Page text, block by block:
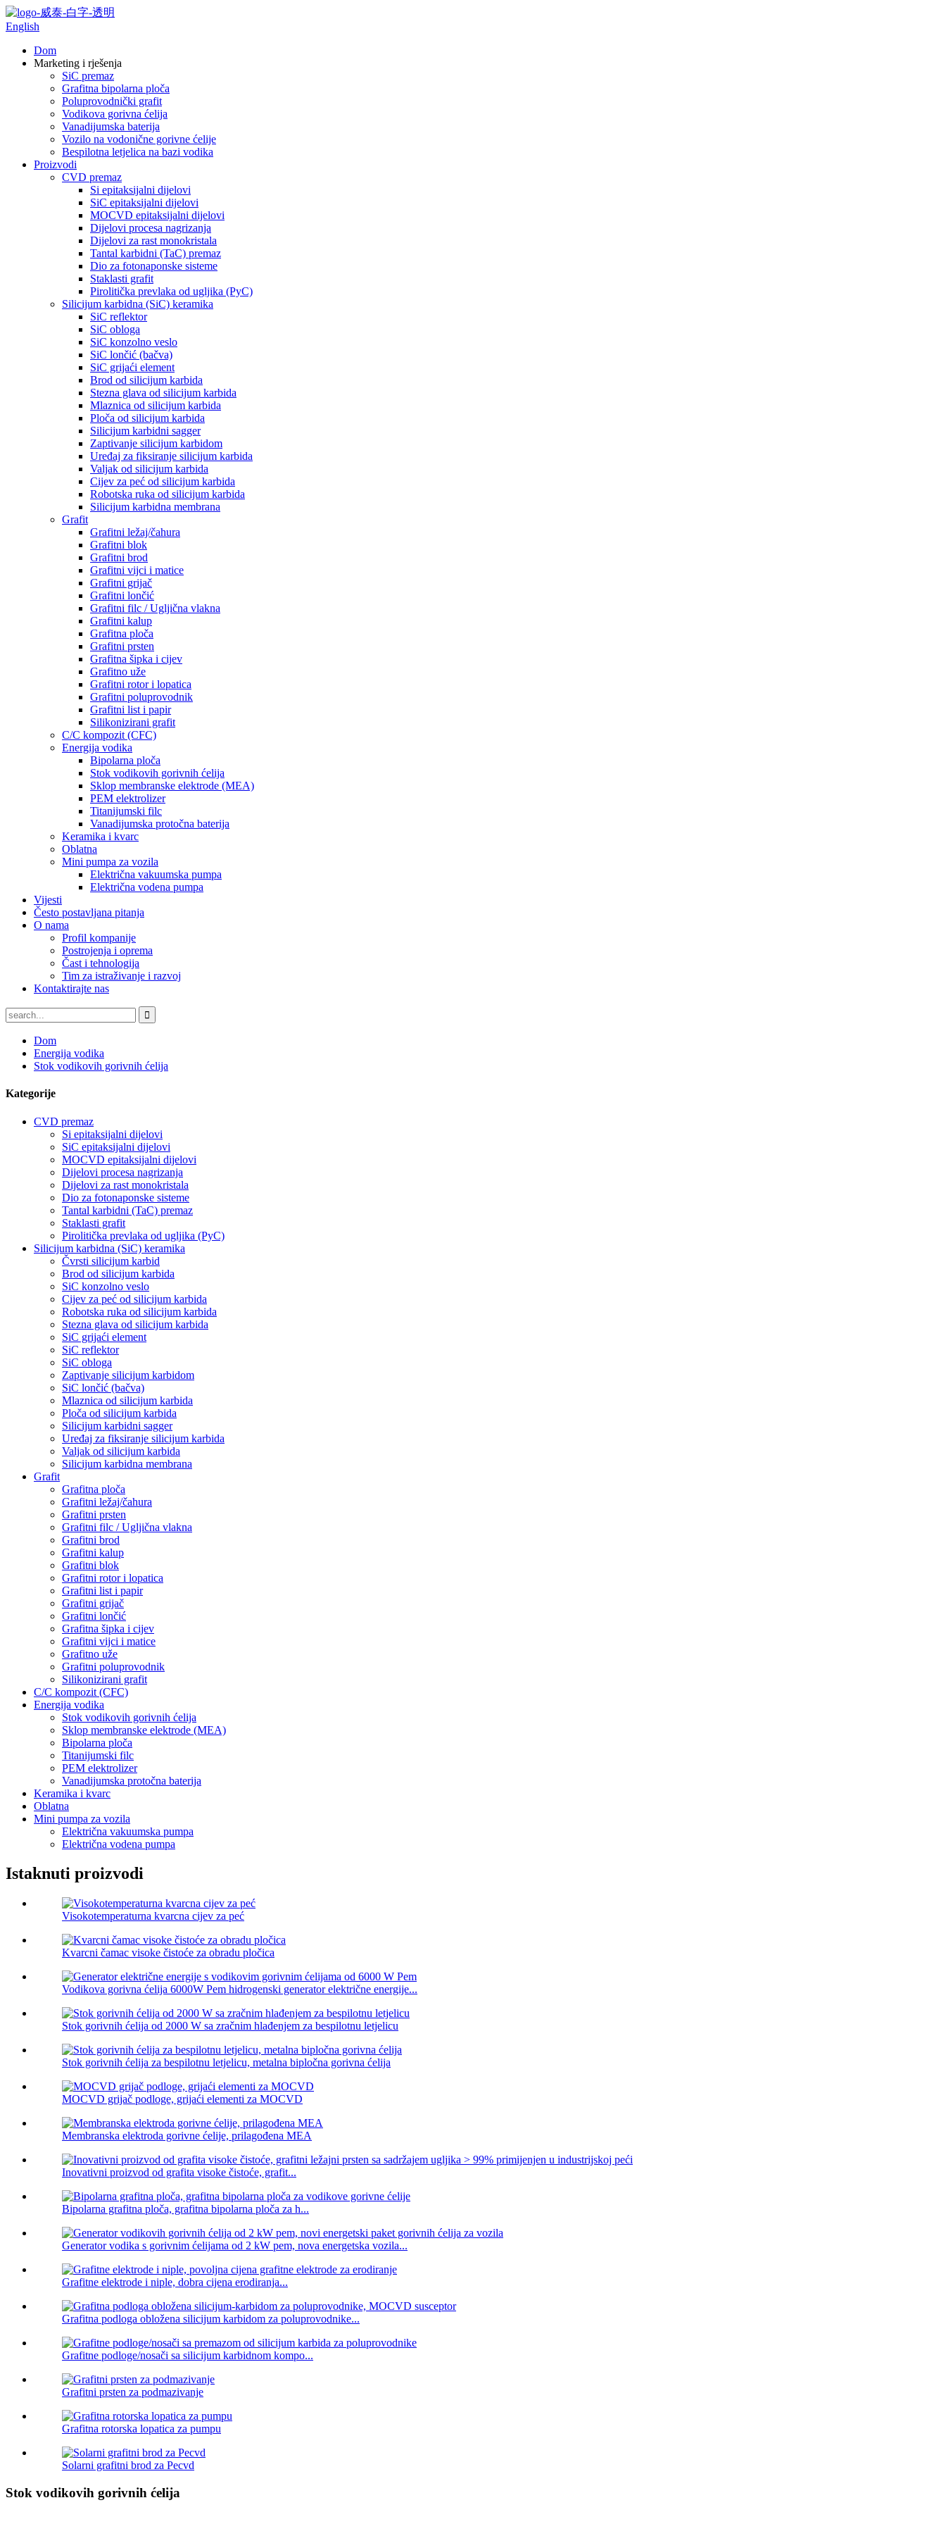
English
Dom
Marketing i rješenja
SiC premaz
Grafitna bipolarna ploča
Poluprovodnički grafit
Vodikova gorivna ćelija
Vanadijumska baterija
Vozilo na vodonične gorivne ćelije
Bespilotna letjelica na bazi vodika
Proizvodi
CVD premaz
Si epitaksijalni dijelovi
SiC epitaksijalni dijelovi
MOCVD epitaksijalni dijelovi
Dijelovi procesa nagrizanja
Dijelovi za rast monokristala
Tantal karbidni (TaC) premaz
Dio za fotonaponske sisteme
Staklasti grafit
Pirolitička prevlaka od ugljika (PyC)
Silicijum karbidna (SiC) keramika
SiC reflektor
SiC obloga
SiC konzolno veslo
SiC lončić (bačva)
SiC grijaći element
Brod od silicijum karbida
Stezna glava od silicijum karbida
Mlaznica od silicijum karbida
Ploča od silicijum karbida
Silicijum karbidni sagger
Zaptivanje silicijum karbidom
Uređaj za fiksiranje silicijum karbida
Valjak od silicijum karbida
Cijev za peć od silicijum karbida
Robotska ruka od silicijum karbida
Silicijum karbidna membrana
Grafit
Grafitni ležaj/čahura
Grafitni blok
Grafitni brod
Grafitni vijci i matice
Grafitni grijač
Grafitni lončić
Grafitni filc / Ugljična vlakna
Grafitni kalup
Grafitna ploča
Grafitni prsten
Grafitna šipka i cijev
Grafitno uže
Grafitni rotor i lopatica
Grafitni poluprovodnik
Grafitni list i papir
Silikonizirani grafit
C/C kompozit (CFC)
Energija vodika
Bipolarna ploča
Stok vodikovih gorivnih ćelija
Sklop membranske elektrode (MEA)
PEM elektrolizer
Titanijumski filc
Vanadijumska protočna baterija
Keramika i kvarc
Oblatna
Mini pumpa za vozila
Električna vakuumska pumpa
Električna vodena pumpa
Vijesti
Često postavljana pitanja
O nama
Profil kompanije
Postrojenja i oprema
Čast i tehnologija
Tim za istraživanje i razvoj
Kontaktirajte nas
Dom
Energija vodika
Stok vodikovih gorivnih ćelija
Kategorije
CVD premaz
Si epitaksijalni dijelovi
SiC epitaksijalni dijelovi
MOCVD epitaksijalni dijelovi
Dijelovi procesa nagrizanja
Dijelovi za rast monokristala
Dio za fotonaponske sisteme
Tantal karbidni (TaC) premaz
Staklasti grafit
Pirolitička prevlaka od ugljika (PyC)
Silicijum karbidna (SiC) keramika
Čvrsti silicijum karbid
Brod od silicijum karbida
SiC konzolno veslo
Cijev za peć od silicijum karbida
Robotska ruka od silicijum karbida
Stezna glava od silicijum karbida
SiC grijaći element
SiC reflektor
SiC obloga
Zaptivanje silicijum karbidom
SiC lončić (bačva)
Mlaznica od silicijum karbida
Ploča od silicijum karbida
Silicijum karbidni sagger
Uređaj za fiksiranje silicijum karbida
Valjak od silicijum karbida
Silicijum karbidna membrana
Grafit
Grafitna ploča
Grafitni ležaj/čahura
Grafitni prsten
Grafitni filc / Ugljična vlakna
Grafitni brod
Grafitni kalup
Grafitni blok
Grafitni rotor i lopatica
Grafitni list i papir
Grafitni grijač
Grafitni lončić
Grafitna šipka i cijev
Grafitni vijci i matice
Grafitno uže
Grafitni poluprovodnik
Silikonizirani grafit
C/C kompozit (CFC)
Energija vodika
Stok vodikovih gorivnih ćelija
Sklop membranske elektrode (MEA)
Bipolarna ploča
Titanijumski filc
PEM elektrolizer
Vanadijumska protočna baterija
Keramika i kvarc
Oblatna
Mini pumpa za vozila
Električna vakuumska pumpa
Električna vodena pumpa
Istaknuti proizvodi
Visokotemperaturna kvarcna cijev za peć
Kvarcni čamac visoke čistoće za obradu pločica
Vodikova gorivna ćelija 6000W Pem hidrogenski generator električne energije...
Stok gorivnih ćelija od 2000 W sa zračnim hlađenjem za bespilotnu letjelicu
Stok gorivnih ćelija za bespilotnu letjelicu, metalna bipločna gorivna ćelija
MOCVD grijač podloge, grijaći elementi za MOCVD
Membranska elektroda gorivne ćelije, prilagođena MEA
Inovativni proizvod od grafita visoke čistoće, grafit...
Bipolarna grafitna ploča, grafitna bipolarna ploča za h...
Generator vodika s gorivnim ćelijama od 2 kW pem, nova energetska vozila...
Grafitne elektrode i niple, dobra cijena erodiranja...
Grafitna podloga obložena silicijum karbidom za poluprovodnike...
Grafitne podloge/nosači sa silicijum karbidnom kompo...
Grafitni prsten za podmazivanje
Grafitna rotorska lopatica za pumpu
Solarni grafitni brod za Pecvd
Stok vodikovih gorivnih ćelija